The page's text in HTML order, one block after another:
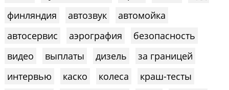
финляндия
автозвук
автомойка
автосервис
аэрография
безопасность
видео
выплаты дизель
за границей
интервью
каско колеса
краш-тесты